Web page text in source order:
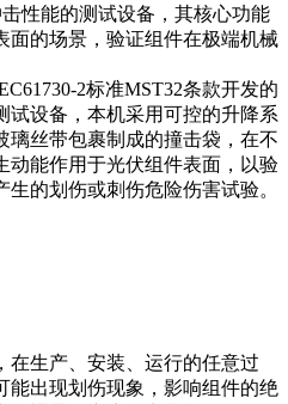
性能的测试设备，其核心功能
面的场景，验证组件在极端机械
2标准MST32条款开发的
试设备，本机采用可控的升降系
璃丝带包裹制成的撞击袋，在不
动能作用于光伏组件表面，以验
的划伤或刺伤危险伤害试验。
在生产、安装、运行的任意过
能出现划伤现象，影响组件的绝